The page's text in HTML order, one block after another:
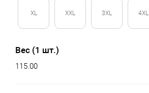
XL XXL 3XL 4XL
Вес (1 шт.)
115.00